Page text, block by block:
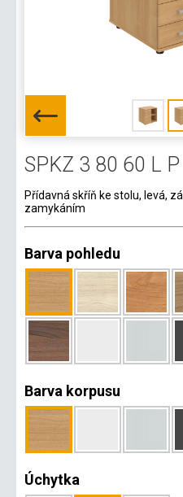
SPKZ 3 80 60 L P
Přídavná skříň ke stolu, levá,
zamykáním
Barva pohledu
Barva korpusu
Úchytka